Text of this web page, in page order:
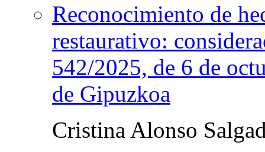
Reconocimiento de
restaurativo:
542/2025, de 6 de
de Gipuzkoa
Cristina Alonso